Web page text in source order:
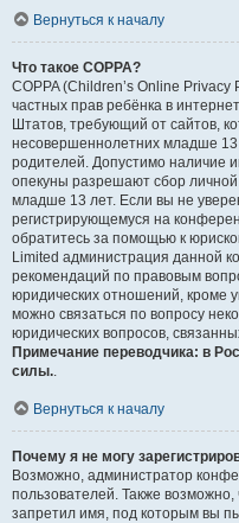
Вернуться к началу
Что такое COPPA?
COPPA (Children’s Online
частных прав ребёнка в
Штатов, требующий от сайтов,
несовершеннолетних младше 13
родителей. Допустимо наличие
опекуны разрешают сбор
младше 13 лет. Если вы не
регистрирующемуся на
обратитесь за помощью к
Limited администрация данной
рекомендаций по правовым
юридических отношений, кроме
можно связаться по вопросу
юридических вопросов,
Примечание переводчика: в
силы..
Вернуться к началу
Почему я не могу
Возможно, администратор
пользователей. Также
запретил имя, под которым вы